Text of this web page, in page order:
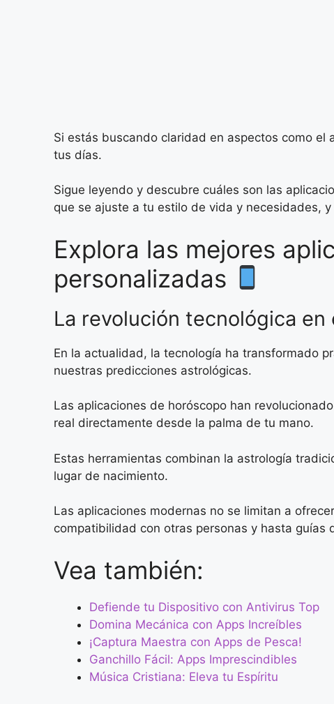
Si estás buscando claridad en aspectos como
tus días.
Sigue leyendo y descubre cuáles son las
que se ajuste a tu estilo de vida y necesidades,
Explora las mejores
personalizadas
La revolución tecnológica
En la actualidad, la tecnología ha transformado
nuestras predicciones astrológicas.
Las aplicaciones de horóscopo han
real directamente desde la palma de tu mano.
Estas herramientas combinan la astrología
lugar de nacimiento.
Las aplicaciones modernas no se limitan a
compatibilidad con otras personas y hasta
Vea también:
Defiende tu Dispositivo con Antivirus Top
Domina Mecánica con Apps Increíbles
¡Captura Maestra con Apps de Pesca!
Ganchillo Fácil: Apps Imprescindibles
Música Cristiana: Eleva tu Espíritu